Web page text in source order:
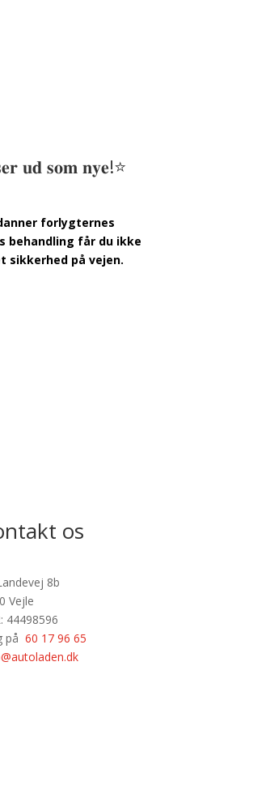
𝐮𝐝 𝐬𝐨𝐦 𝐧𝐲𝐞!⭐
forlygternes
behandling får du ikke
sikkerhed på vejen.
os
8b
Vejle
44498596
på 60 17 96 65